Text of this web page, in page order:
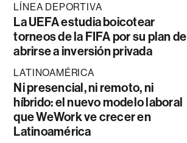
LÍNEA DEPORTIVA
La UEFA estudia boicotear
torneos de la FIFA por su plan de
abrirse a inversión privada
LATINOAMÉRICA
Ni presencial, ni remoto, ni
híbrido: el nuevo modelo laboral
que WeWork ve crecer en
Latinoamérica